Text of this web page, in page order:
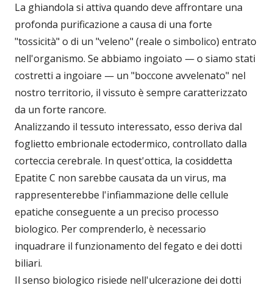
La ghiandola si attiva quando deve affrontare una
profonda purificazione a causa di una forte
"tossicità" o di un "veleno" (reale o simbolico) entrato
nell'organismo. Se abbiamo ingoiato — o siamo stati
costretti a ingoiare — un "boccone avvelenato" nel
nostro territorio, il vissuto è sempre caratterizzato
da un forte rancore.
Analizzando il tessuto interessato, esso deriva dal
foglietto embrionale ectodermico, controllato dalla
corteccia cerebrale. In quest'ottica, la cosiddetta
Epatite C non sarebbe causata da un virus, ma
rappresenterebbe l'infiammazione delle cellule
epatiche conseguente a un preciso processo
biologico. Per comprenderlo, è necessario
inquadrare il funzionamento del fegato e dei dotti
biliari.
Il senso biologico risiede nell'ulcerazione dei dotti